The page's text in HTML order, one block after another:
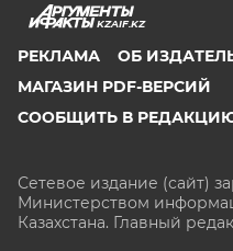
KZAIF.KZ
РЕКЛАМА
ОБ
МАГАЗИН PDF-ВЕРСИЙ
СООБЩИТЬ В
Сетевое издание (сайт)
Министерством
Казахстана. Главный